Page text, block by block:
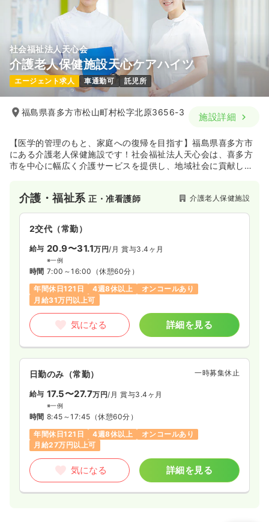
社会福祉法人天心会
介護老人保健施設天心ケアハイツ
エージェント求人 車通勤可 託児所
福島県喜多方市松山町村松字北原3656-3 施設詳細
【医学的管理のもと、家庭への復帰を目指す】福島県喜多方市
にある介護老人保健施設です！社会福祉法人天心会は、喜多方
市を中心に幅広く介護サービスを提供し、地域社会に貢献して
介護・福祉系正・准看護師 介護老人保健施設
2交代（常勤）
給与 20.9〜31.1万円/月 賞与3.4ヶ月
※一例
時間 7:00～16:00 （休憩60分）
年間休日121日
4週8休以上
オンコールあり
月給31万円以上可
気になる 詳細を見る
日勤のみ（常勤） 一時募集休止
給与 17.5〜27.7万円/月 賞与3.4ヶ月
※一例
時間 8:45～17:45 （休憩60分）
年間休日121日
4週8休以上
オンコールあり
月給27万円以上可
気になる 詳細を見る